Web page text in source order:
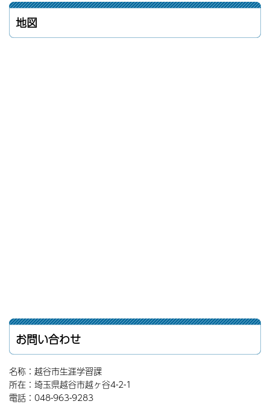
地図
お問い合わせ
名称：越谷市生涯学習課
所在：埼玉県越谷市越ヶ谷4-2-1
電話：048-963-9283